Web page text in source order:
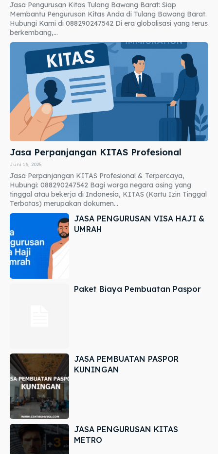
Jasa Pengurusan Kitas Tulang Bawang Barat: Siap
Membantu Pengurusan Kitas Anda di Tulang Bawang Barat.
Hubungi Kami di 088290247542 Di era globalisasi yang terus
berkembang,...
Jasa Perpanjangan KITAS Profesional
Juni 16, 2025
Jasa Perpanjangan KITAS Profesional & Terpercaya,
Hubungi: 088290247542 Bagi warga negara asing yang
tinggal atau bekerja di Indonesia, KITAS (Kartu Izin Tinggal
Terbatas) merupakan dokumen...
JASA PENGURUSAN VISA HAJI &
UMRAH
Paket Biaya Pembuatan Paspor
JASA PEMBUATAN PASPOR
KUNINGAN
JASA PENGURUSAN KITAS
METRO